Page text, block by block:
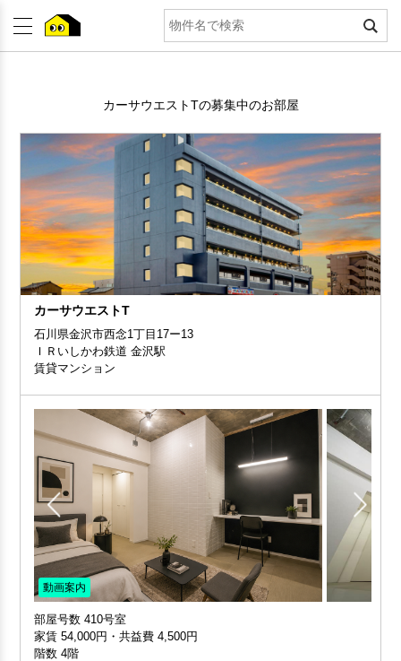
カーサウエストTの募集中のお部屋
カーサウエストT
石川県金沢市西念1丁目17ー13
ＩＲいしかわ鉄道 金沢駅
賃貸マンション
動画案内
部屋号数 410号室
家賃 54,000円・共益費 4,500円
階数 4階